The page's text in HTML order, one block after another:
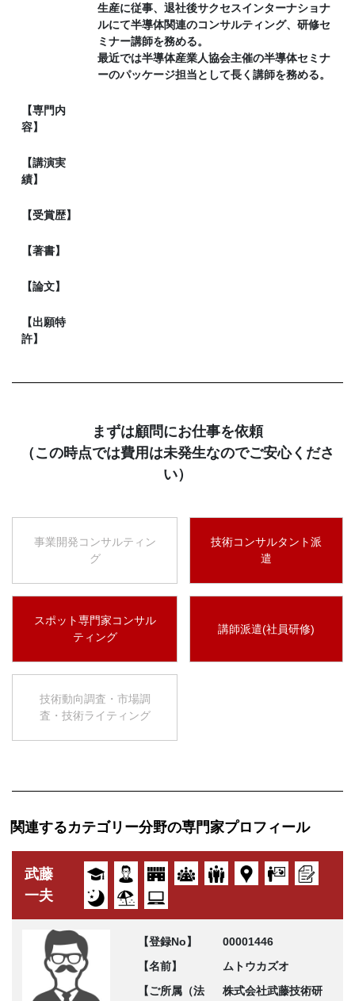
生産に従事、退社後サクセスインターナショナ
ルにて半導体関連のコンサルティング、研修セ
ミナー講師を務める。
最近では半導体産業人協会主催の半導体セミナ
ーのパッケージ担当として長く講師を務める。
【専門内
容】
【講演実
績】
【受賞歴】
【著書】
【論文】
【出願特
許】
まずは顧問にお仕事を依頼
（この時点では費用は未発生なのでご安心くださ
い）
事業開発コンサルティン
グ
技術コンサルタント派
遣
スポット専門家コンサル
ティング
講師派遣(社員研修)
技術動向調査・市場調
査・技術ライティング
関連するカテゴリー分野の専門家プロフィール
武藤
一夫
【登録No】
00001446
【名前】
ムトウカズオ
【ご所属（法
株式会社武藤技術研